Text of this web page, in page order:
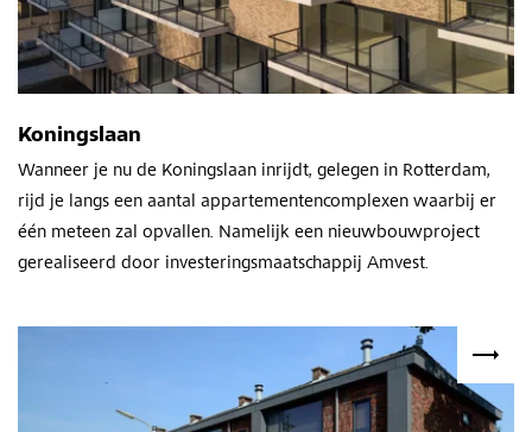
Koningslaan
Wanneer je nu de Koningslaan inrijdt, gelegen in Rotterdam,
rijd je langs een aantal appartementencomplexen waarbij er
één meteen zal opvallen. Namelijk een nieuwbouwproject
gerealiseerd door investeringsmaatschappij Amvest.